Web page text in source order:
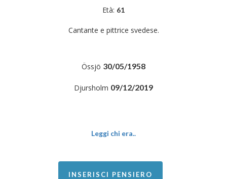
Età: 61
Cantante e pittrice svedese.
Össjö 30/05/1958
Djursholm 09/12/2019
Leggi chi era..
INSERISCI PENSIERO